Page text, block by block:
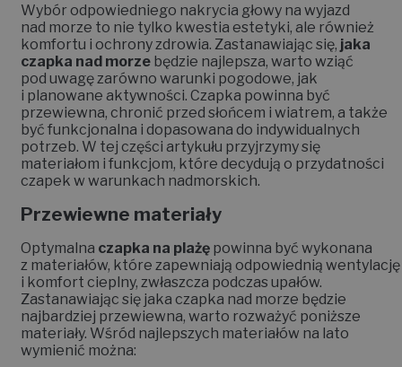
Wybór odpowiedniego nakrycia głowy na wyjazd
nad morze to nie tylko kwestia estetyki, ale również
komfortu i ochrony zdrowia. Zastanawiając się, jaka
czapka nad morze będzie najlepsza, warto wziąć
pod uwagę zarówno warunki pogodowe, jak
i planowane aktywności. Czapka powinna być
przewiewna, chronić przed słońcem i wiatrem, a także
być funkcjonalna i dopasowana do indywidualnych
potrzeb. W tej części artykułu przyjrzymy się
materiałom i funkcjom, które decydują o przydatności
czapek w warunkach nadmorskich.
Przewiewne materiały
Optymalna czapka na plażę powinna być wykonana
z materiałów, które zapewniają odpowiednią wentylację
i komfort cieplny, zwłaszcza podczas upałów.
Zastanawiając się jaka czapka nad morze będzie
najbardziej przewiewna, warto rozważyć poniższe
materiały. Wśród najlepszych materiałów na lato
wymienić można: